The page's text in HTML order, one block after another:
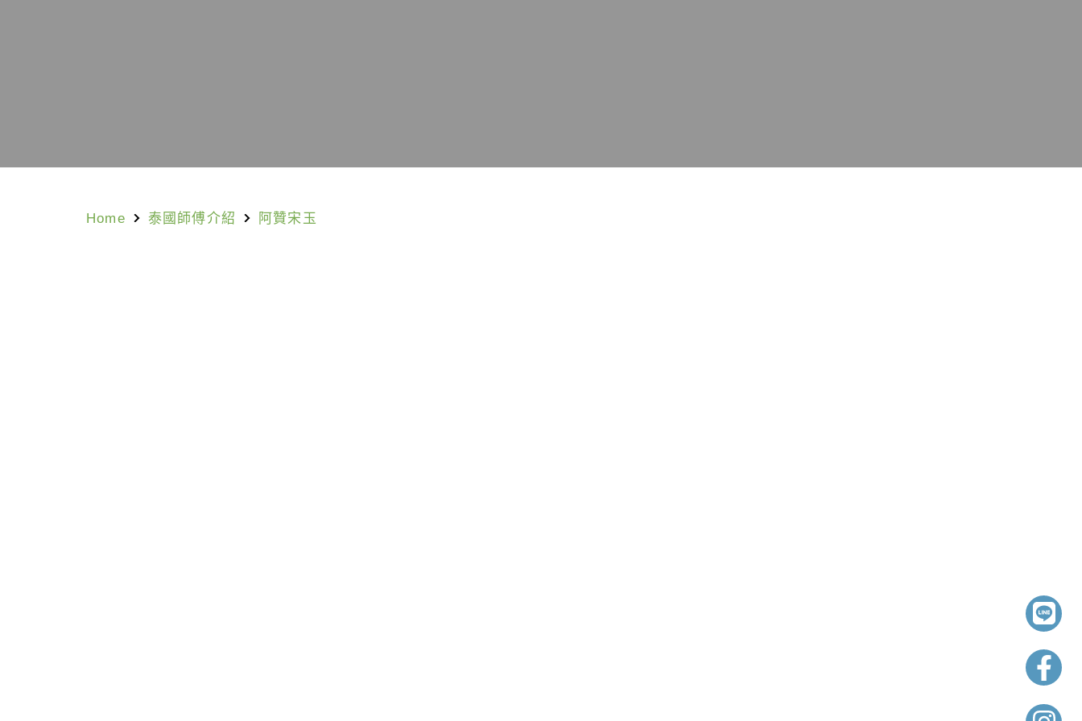
Home 泰國師傅介紹 阿贊宋玉